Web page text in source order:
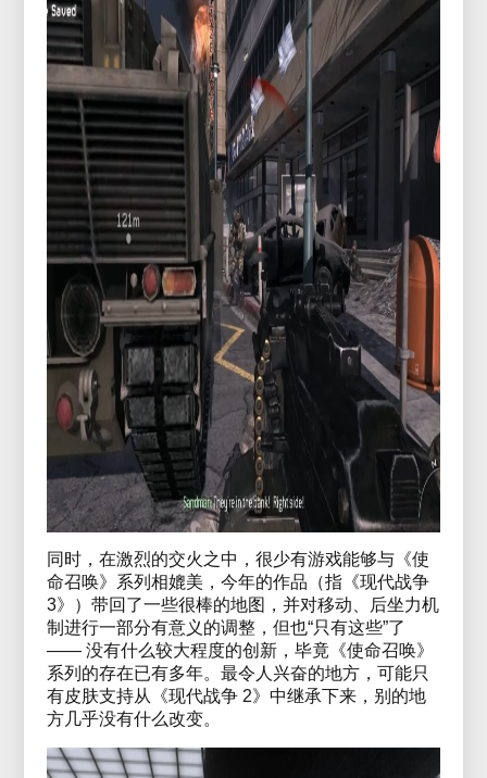
同时，在激烈的交火之中，很少有游戏能够与《使
命召唤》系列相媲美，今年的作品（指《现代战争
3》）带回了一些很棒的地图，并对移动、后坐力机
制进行一部分有意义的调整，但也“只有这些”了
—— 没有什么较大程度的创新，毕竟《使命召唤》
系列的存在已有多年。最令人兴奋的地方，可能只
有皮肤支持从《现代战争 2》中继承下来，别的地
方几乎没有什么改变。